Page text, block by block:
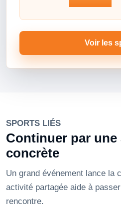
Voir les
SPORTS LIÉS
Continuer par
concrète
Un grand événement lance la
activité partagée aide à
rencontre.